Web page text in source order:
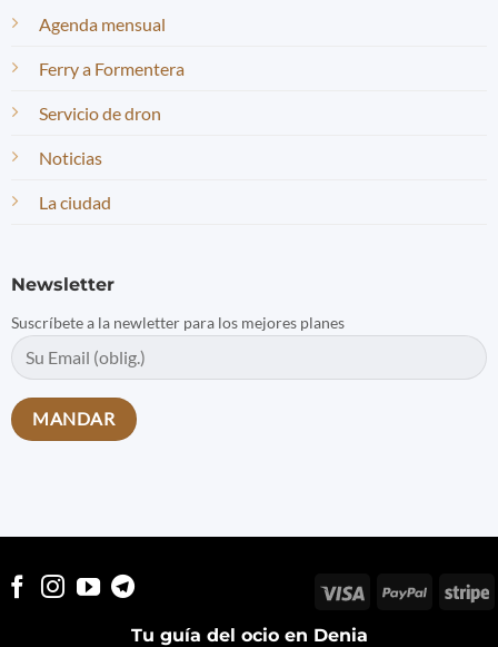
Agenda mensual
Ferry a Formentera
Servicio de dron
Noticias
La ciudad
Newsletter
Suscríbete a la newletter para los mejores planes
Tu guía del ocio en Denia
Visa PayPal